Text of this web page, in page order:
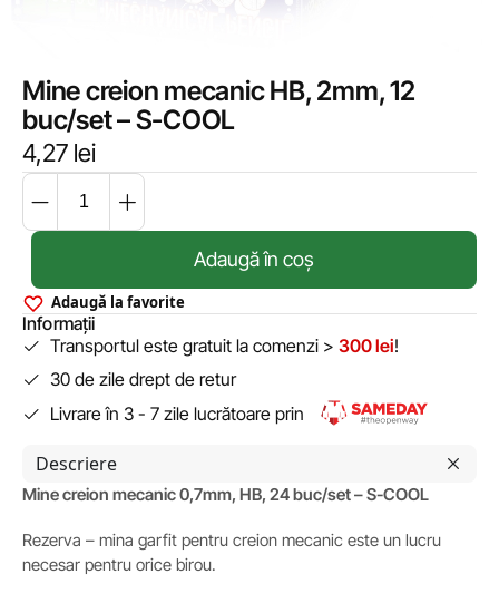
Mine creion mecanic HB, 2mm, 12
buc/set – S-COOL
4,27 lei
Adaugă în coș
Adaugă la favorite
Informații
Transportul este gratuit la comenzi > 300 lei!
30 de zile drept de retur
Livrare în 3 - 7 zile lucrătoare prin
Descriere
Mine creion mecanic 0,7mm, HB, 24 buc/set – S-COOL
Rezerva – mina garfit pentru creion mecanic este un lucru
necesar pentru orice birou.